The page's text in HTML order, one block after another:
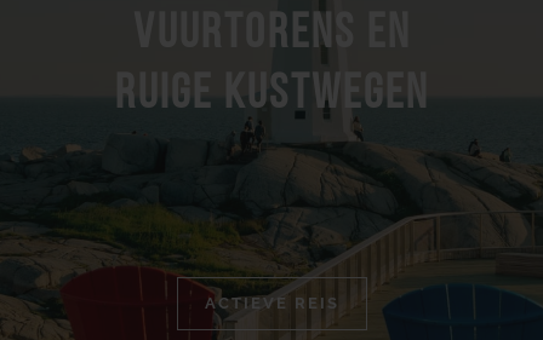
vuurtorens en
ruige kustwegen
ACTIEVE REIS